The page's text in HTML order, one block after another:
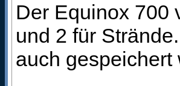
Der Equinox 700
und 2 für
auch gespeichert